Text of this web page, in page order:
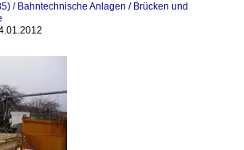
/ Bahntechnische Anlagen / Brücken und